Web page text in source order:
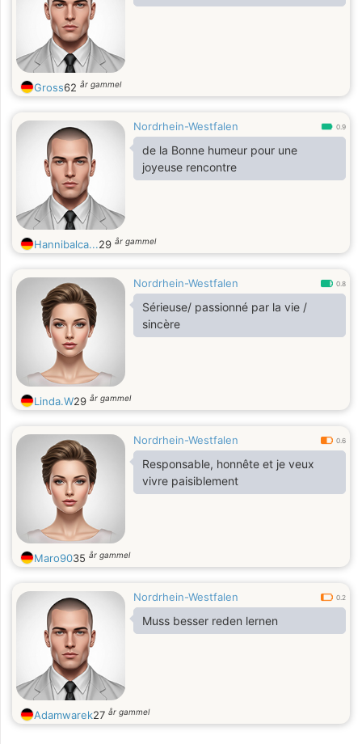
Gross62 år gammel
Nordrhein-Westfalen 0.9
de la Bonne humeur pour une
joyeuse rencontre
Hannibalca...29 år gammel
Nordrhein-Westfalen 0.8
Sérieuse/ passionné par la vie /
sincère
Linda.W29 år gammel
Nordrhein-Westfalen 0.6
Responsable, honnête et je veux
vivre paisiblement
Maro9035 år gammel
Nordrhein-Westfalen 0.2
Muss besser reden lernen
Adamwarek27 år gammel